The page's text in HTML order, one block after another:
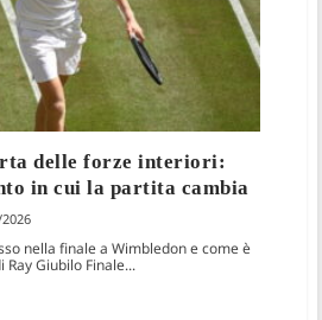
delle forze interiori:
in cui la partita cambia
nella finale a Wimbledon e come è
Giubilo Finale...